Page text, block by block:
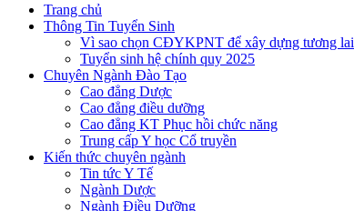
Trang chủ
Thông Tin Tuyển Sinh
Vì sao chọn CĐYKPNT để xây dựng tương lai
Tuyển sinh hệ chính quy 2025
Chuyên Ngành Đào Tạo
Cao đẳng Dược
Cao đẳng điều dưỡng
Cao đẳng KT Phục hồi chức năng
Trung cấp Y học Cổ truyền
Kiến thức chuyên ngành
Tin tức Y Tế
Ngành Dược
Ngành Điều Dưỡng